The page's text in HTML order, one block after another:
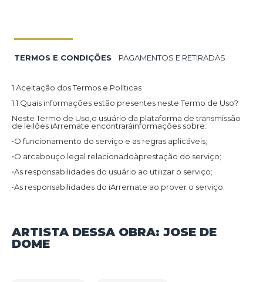
TERMOS E CONDIÇÕES PAGAMENTOS E RETIRADAS
1.Aceitação dos Termos e Políticas
1.1.Quais informações estão presentes neste Termo de Uso?
Neste Termo de Uso,o usuário da plataforma de transmissão
de leilões iArremate encontraráinformações sobre:
•O funcionamento do serviço e as regras aplicáveis;
•O arcabouço legal relacionadoàprestação do serviço;
•As responsabilidades do usuário ao utilizar o serviço;
•As responsabilidades do iArremate ao prover o serviço;
deste Termo de Uso tenham sido violadas.
Além disso,na Política de Privacidade,o usuário da plataforma
ARTISTA DESSA OBRA: JOSE DE
DOME